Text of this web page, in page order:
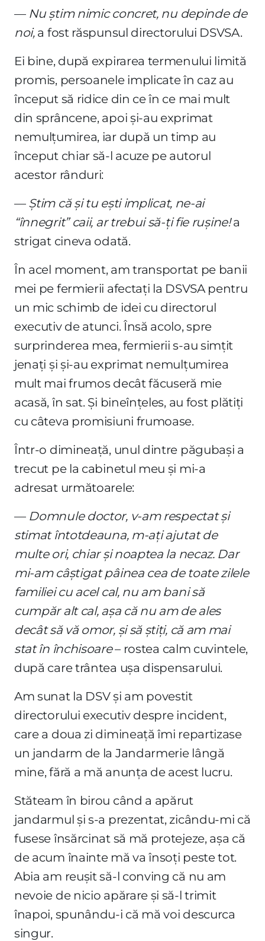
— Nu știm nimic concret, nu depinde de
noi,a fost răspunsul directorului DSVSA.
Ei bine, după expirarea termenului limită
promis, persoanele implicate în caz au
început să ridice din ce în ce mai mult
din sprâncene, apoi și-au exprimat
nemulțumirea, iar după un timp au
început chiar să-l acuze pe autorul
acestor rânduri:
— Știm că și tu ești implicat, ne-ai
“înnegrit” caii, ar trebui să-ți fie rușine!a
strigat cineva odată.
În acel moment, am transportat pe banii
mei pe fermierii afectați la DSVSA pentru
un mic schimb de idei cu directorul
executiv de atunci. Însă acolo, spre
surprinderea mea, fermierii s-au simțit
jenați și și-au exprimat nemulțumirea
mult mai frumos decât făcuseră mie
acasă, în sat. Și bineînțeles, au fost plătiți
cu câteva promisiuni frumoase.
Într-o dimineață, unul dintre păgubași a
trecut pe la cabinetul meu și mi-a
adresat următoarele:
— Domnule doctor, v-am respectat și
stimat întotdeauna, m-ați ajutat de
multe ori, chiar și noaptea la necaz. Dar
mi-am câștigat pâinea cea de toate zilele
familiei cu acel cal, nu am bani să
cumpăr alt cal, așa că nu am de ales
decât să vă omor, și să știți, că am mai
stat în închisoare– rostea calm cuvintele,
după care trântea ușa dispensarului.
Am sunat la DSV și am povestit
directorului executiv despre incident,
care a doua zi dimineață îmi repartizase
un jandarm de la Jandarmerie lângă
mine, fără a mă anunța de acest lucru.
Stăteam în birou când a apărut
jandarmul și s-a prezentat, zicându-mi că
fusese însărcinat să mă protejeze, așa că
de acum înainte mă va însoți peste tot.
Abia am reușit să-l conving că nu am
nevoie de nicio apărare și să-l trimit
înapoi, spunându-i că mă voi descurca
singur.